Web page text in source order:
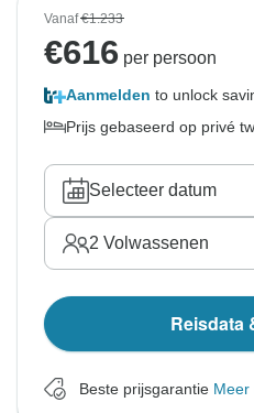
Vanaf€1.233
€616 per persoon
Aanmelden to unlock
Prijs gebaseerd op privé
Selecteer datum
2 Volwassenen
Reisdata
Beste prijsgarantie Meer